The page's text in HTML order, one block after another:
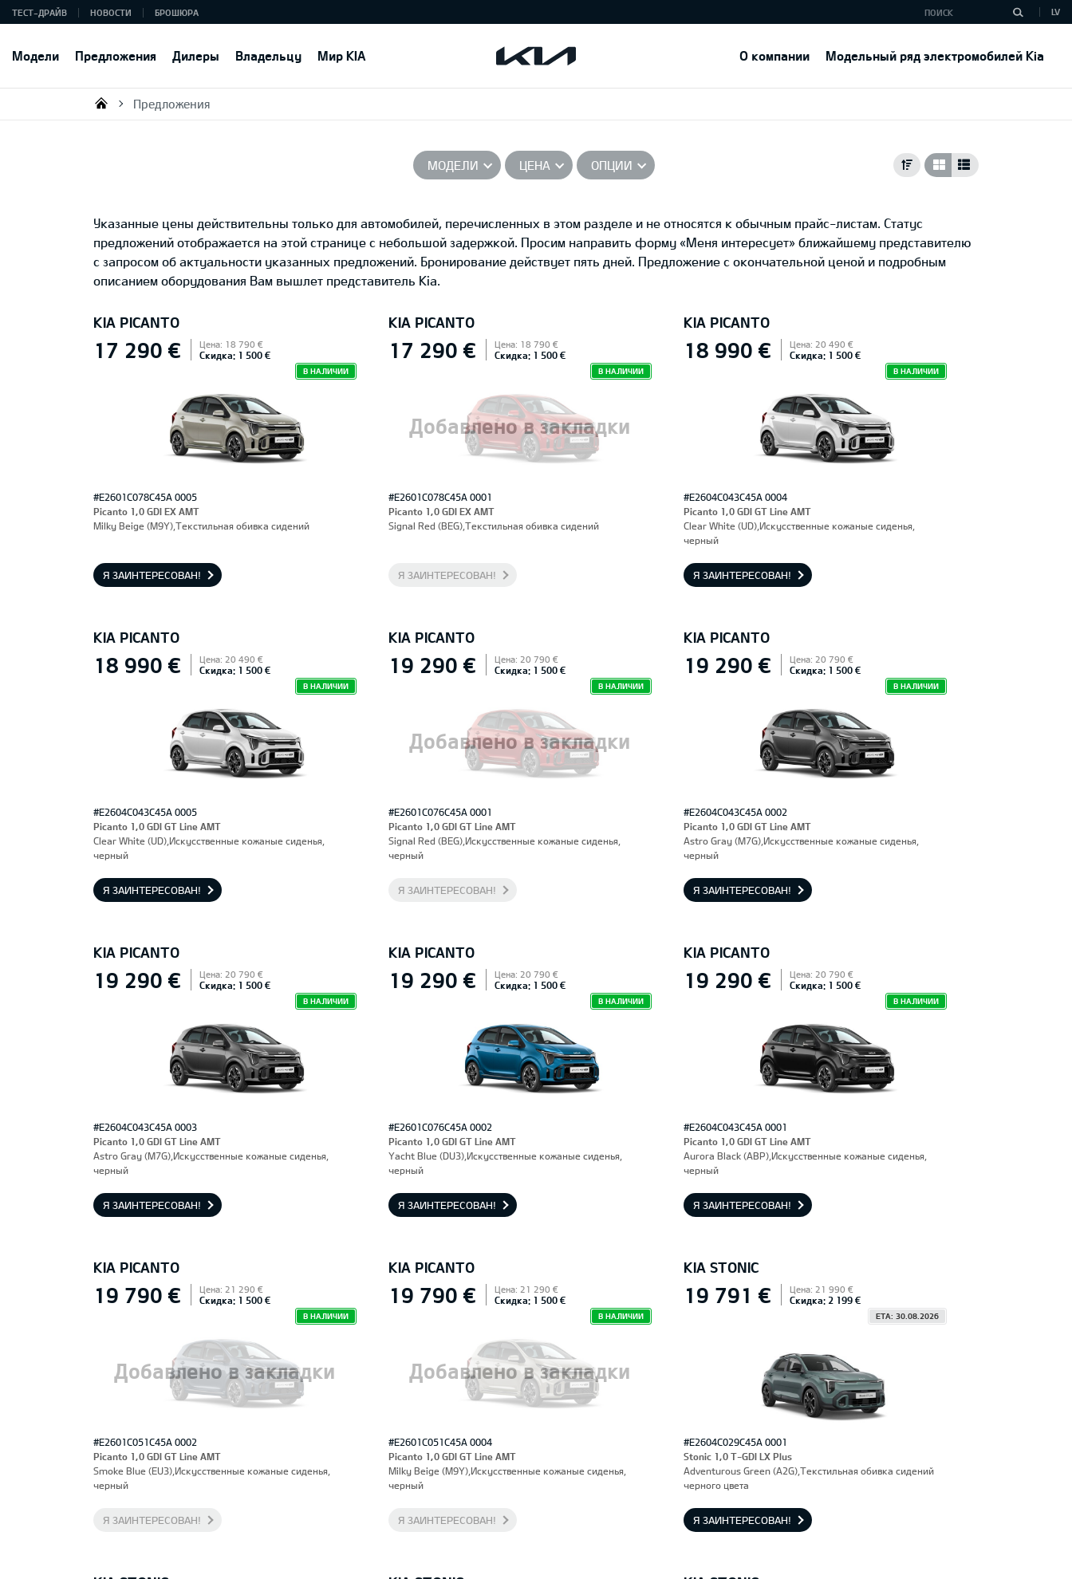
Модели Предложения Дилеры Владельцу Мир KIA О компании Модельный ряд электромобилей Kia
ТЕСТ-ДРАЙВ НОВОСТИ БРОШЮРА LV
KIA AUTO AS
Предложения
МОДЕЛИ ЦЕНА ОПЦИИ
Указанные цены действительны только для автомобилей, перечисленных в этом разделе и не относятся к обычным прайс-листам. Статус
предложений отображается на этой странице с небольшой задержкой. Просим направить форму «Меня интересует» ближайшему представителю
с запросом об актуальности указанных предложений. Бронирование действует пять дней. Предложение с окончательной ценой и подробным
описанием оборудования Вам вышлет представитель Kia.
KIA PICANTO
17 290 € Цена: 18 790 €
Скидка: 1 500 €
В НАЛИЧИИ
#E2601C078C45A 0005
Picanto 1,0 GDI EX AMT
Milky Beige (M9Y),Текстильная обивка сидений
Я ЗАИНТЕРЕСОВАН!
KIA PICANTO
Добавлено в закладки
17 290 € Цена: 18 790 €
Скидка: 1 500 €
В НАЛИЧИИ
#E2601C078C45A 0001
Picanto 1,0 GDI EX AMT
Signal Red (BEG),Текстильная обивка сидений
Я ЗАИНТЕРЕСОВАН!
KIA PICANTO
18 990 € Цена: 20 490 €
Скидка: 1 500 €
В НАЛИЧИИ
#E2604C043C45A 0004
Picanto 1,0 GDI GT Line AMT
Clear White (UD),Искусственные кожаные сиденья,
черный
Я ЗАИНТЕРЕСОВАН!
KIA PICANTO
18 990 € Цена: 20 490 €
Скидка: 1 500 €
В НАЛИЧИИ
#E2604C043C45A 0005
Picanto 1,0 GDI GT Line AMT
Clear White (UD),Искусственные кожаные сиденья,
черный
Я ЗАИНТЕРЕСОВАН!
KIA PICANTO
Добавлено в закладки
19 290 € Цена: 20 790 €
Скидка: 1 500 €
В НАЛИЧИИ
#E2601C076C45A 0001
Picanto 1,0 GDI GT Line AMT
Signal Red (BEG),Искусственные кожаные сиденья,
черный
Я ЗАИНТЕРЕСОВАН!
KIA PICANTO
19 290 € Цена: 20 790 €
Скидка: 1 500 €
В НАЛИЧИИ
#E2604C043C45A 0002
Picanto 1,0 GDI GT Line AMT
Astro Gray (M7G),Искусственные кожаные сиденья,
черный
Я ЗАИНТЕРЕСОВАН!
KIA PICANTO
19 290 € Цена: 20 790 €
Скидка: 1 500 €
В НАЛИЧИИ
#E2604C043C45A 0003
Picanto 1,0 GDI GT Line AMT
Astro Gray (M7G),Искусственные кожаные сиденья,
черный
Я ЗАИНТЕРЕСОВАН!
KIA PICANTO
19 290 € Цена: 20 790 €
Скидка: 1 500 €
В НАЛИЧИИ
#E2601C076C45A 0002
Picanto 1,0 GDI GT Line AMT
Yacht Blue (DU3),Искусственные кожаные сиденья,
черный
Я ЗАИНТЕРЕСОВАН!
KIA PICANTO
19 290 € Цена: 20 790 €
Скидка: 1 500 €
В НАЛИЧИИ
#E2604C043C45A 0001
Picanto 1,0 GDI GT Line AMT
Aurora Black (ABP),Искусственные кожаные сиденья,
черный
Я ЗАИНТЕРЕСОВАН!
KIA PICANTO
Добавлено в закладки
19 790 € Цена: 21 290 €
Скидка: 1 500 €
В НАЛИЧИИ
#E2601C051C45A 0002
Picanto 1,0 GDI GT Line AMT
Smoke Blue (EU3),Искусственные кожаные сиденья,
черный
Я ЗАИНТЕРЕСОВАН!
KIA PICANTO
Добавлено в закладки
19 790 € Цена: 21 290 €
Скидка: 1 500 €
В НАЛИЧИИ
#E2601C051C45A 0004
Picanto 1,0 GDI GT Line AMT
Milky Beige (M9Y),Искусственные кожаные сиденья,
черный
Я ЗАИНТЕРЕСОВАН!
KIA STONIC
19 791 € Цена: 21 990 €
Скидка: 2 199 €
ETA: 30.08.2026
#E2604C029C45A 0001
Stonic 1,0 T-GDI LX Plus
Adventurous Green (A2G),Текстильная обивка сидений
черного цвета
Я ЗАИНТЕРЕСОВАН!